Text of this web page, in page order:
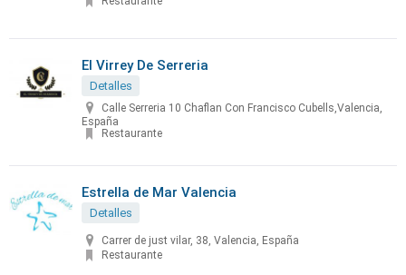
El Virrey De Serreria
Detalles
Calle Serreria 10 Chaflan Con Francisco Cubells,Valencia,
España
Restaurante
Estrella de Mar Valencia
Detalles
Carrer de just vilar, 38, Valencia, España
Restaurante